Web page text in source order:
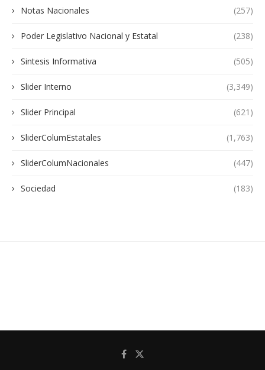
Notas Nacionales (257)
Poder Legislativo Nacional y Estatal (238)
Sintesis Informativa (505)
Slider Interno (3,349)
Slider Principal (621)
SliderColumEstatales (1,763)
SliderColumNacionales (447)
Sociedad (183)